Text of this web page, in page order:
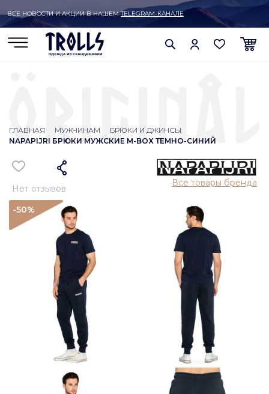
ВСЕ НОВОСТИ И АКЦИИ В НАШЕМTELEGRAM-КАНАЛЕ
ГЛАВНАЯ МУЖЧИНАМ
БРЮКИ И ДЖИНСЫ
NAPAPIJRI БРЮКИ МУЖСКИЕ M-BOX ТЕМНО-СИНИЙ
Нет отзывов
Все товары бренда
-50%